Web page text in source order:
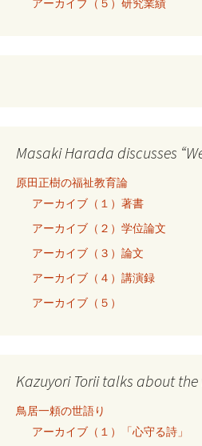
アーカイブ（５）研究業績
Masaki Harada discusses
原田正樹の福祉教育論
アーカイブ（１）著書
アーカイブ（２）学位論文
アーカイブ（３）論文
アーカイブ（４）講演録
アーカイブ（５）
Kazuyori Torii talks about
鳥居一頼の世語り
アーカイブ（１）「心守る詩」